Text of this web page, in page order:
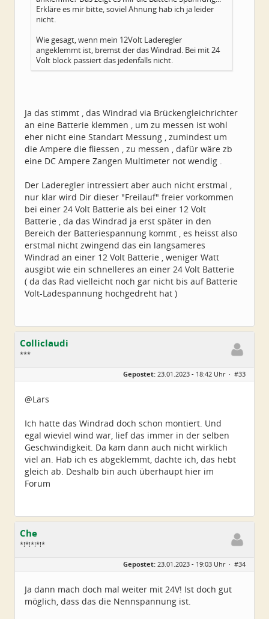
Erkläre es mir bitte, soviel Ahnung hab ich ja leider
nicht.
Wie gesagt, wenn mein 12Volt Laderegler
angeklemmt ist, bremst der das Windrad. Bei mit 24
Volt block passiert das jedenfalls nicht.
Ja das stimmt , das Windrad via Brückengleichrichter
an eine Batterie klemmen , um zu messen ist wohl
eher nicht eine Standart Messung , zumindest um
die Ampere die fliessen , zu messen , dafür wäre zb
eine DC Ampere Zangen Multimeter not wendig .
Der Laderegler intressiert aber auch nicht erstmal ,
nur klar wird Dir dieser "Freilauf" freier vorkommen
bei einer 24 Volt Batterie als bei einer 12 Volt
Batterie , da das Windrad ja erst später in den
Bereich der Batteriespannung kommt , es heisst also
erstmal nicht zwingend das ein langsameres
Windrad an einer 12 Volt Batterie , weniger Watt
ausgibt wie ein schnelleres an einer 24 Volt Batterie
( da das Rad vielleicht noch gar nicht bis auf Batterie
Volt-Ladespannung hochgedreht hat )
Colliclaudi
***
Geschlecht:
Beiträge:
43
Gepostet: 23.01.2023 - 18:42 Uhr · #33
@Lars
Ich hatte das Windrad doch schon montiert. Und
egal wieviel wind war, lief das immer in der selben
Geschwindigkeit. Da kam dann auch nicht wirklich
viel an. Hab ich es abgeklemmt, dachte ich, das hebt
gleich ab. Deshalb bin auch überhaupt hier im
Forum
Che
*!*!*!*!*
Alter:
72
Dabei seit:
06 / 2014
Gepostet: 23.01.2023 - 19:03 Uhr · #34
Ja dann mach doch mal weiter mit 24V! Ist doch gut
möglich, dass das die Nennspannung ist.